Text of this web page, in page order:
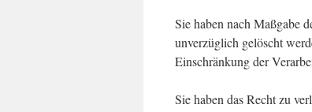
Sie haben nach Maßgabe
unverzüglich gelöscht
Einschränkung der
Sie haben das Recht zu